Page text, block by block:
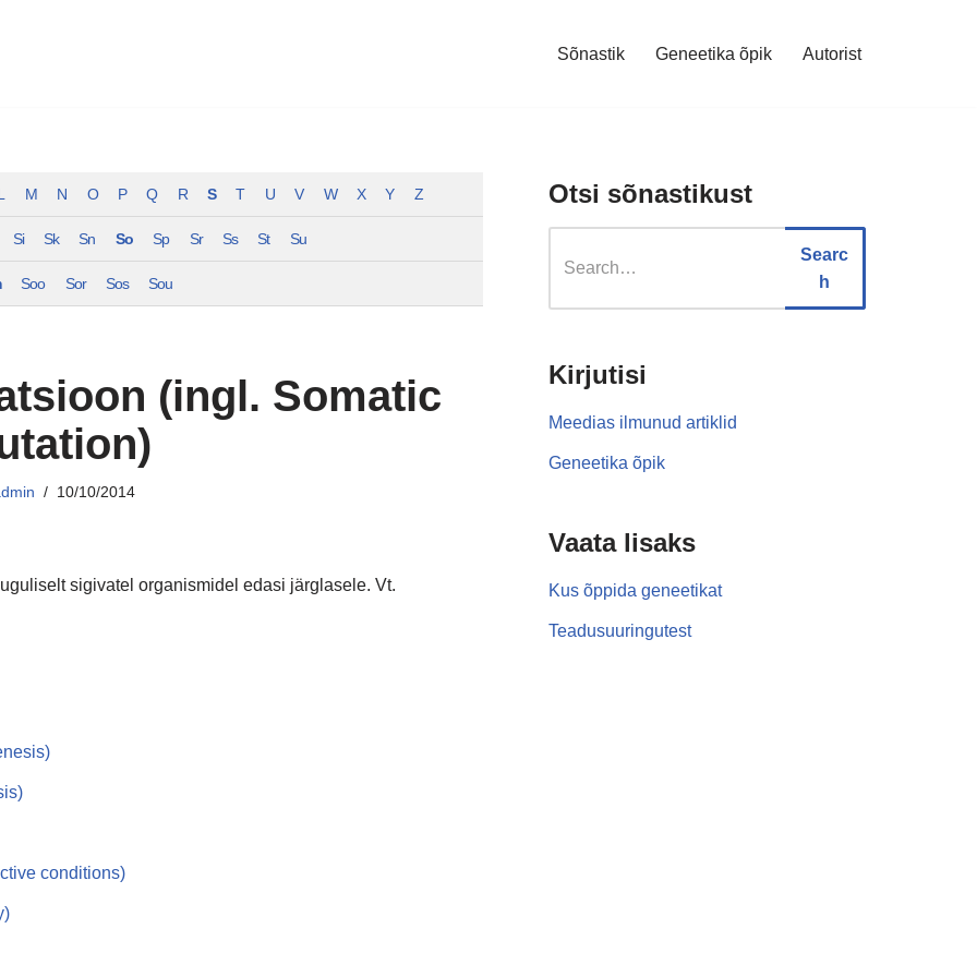
Sõnastik Geneetika õpik Autorist
M N O P Q R S T U V W X Y Z
Si Sk Sn So Sp Sr Ss St Su
Soo Sor Sos Sou
(ingl. Somatic
10/10/2014
sigivatel organismidel edasi järglasele. Vt.
conditions)
Otsi sõnastikust
Searc
h
Kirjutisi
Meedias ilmunud artiklid
Geneetika õpik
Vaata lisaks
Kus õppida geneetikat
Teadusuuringutest